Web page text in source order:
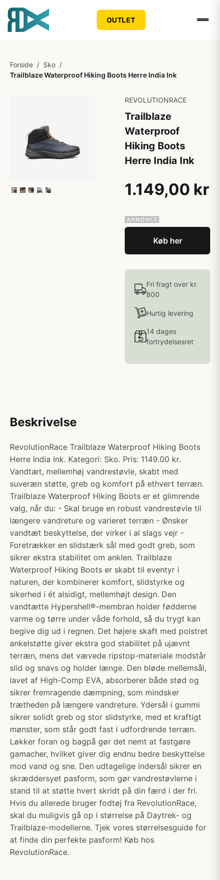
OUTLET
Forside / Sko /
Trailblaze Waterproof Hiking Boots Herre India Ink
REVOLUTIONRACE
Trailblaze
Waterproof
Hiking Boots
Herre India Ink
1.149,00 kr
Køb her
Fri fragt over kr.
800
Hurtig levering
14 dages
fortrydelsesret
Beskrivelse
RevolutionRace Trailblaze Waterproof Hiking Boots
Herre India Ink. Kategori: Sko. Pris: 1149.00 kr.
Vandtæt, mellemhøj vandrestøvle, skabt med
suveræn støtte, greb og komfort på ethvert terræn.
Trailblaze Waterproof Hiking Boots er et glimrende
valg, når du: - Skal bruge en robust vandrestøvle til
længere vandreture og varieret terræn - Ønsker
vandtæt beskyttelse, der virker i al slags vejr -
Foretrækker en slidstærk sål med godt greb, som
sikrer ekstra stabilitet om anklen. Trailblaze
Waterproof Hiking Boots er skabt til eventyr i
naturen, der kombinerer komfort, slidstyrke og
sikerhed i ét alsidigt, mellemhøjt design. Den
vandtætte Hypershell®-membran holder fødderne
varme og tørre under våde forhold, så du trygt kan
begive dig ud i regnen. Det højere skaft med polstret
ankelstøtte giver ekstra god stabilitet på ujævnt
terræn, mens det vævede ripstop-materiale modstår
slid og snavs og holder længe. Den bløde mellemsål,
lavet af High-Comp EVA, absorberer både stød og
sikrer fremragende dæmpning, som mindsker
trætheden på længere vandreture. Ydersål i gummi
sikrer solidt greb og stor slidstyrke, med et kraftigt
mønster, som står godt fast i udfordrende terræn.
Løkker foran og bagpå gør det nemt at fastgøre
gamacher, hvilket giver dig endnu bedre beskyttelse
mod vand og sne. Den udtagelige indersål sikrer en
skræddersyet pasform, som gør vandrestøvlerne i
stand til at støtte hvert skridt på din færd i der fri.
Hvis du allerede bruger fodtøj fra RevolutionRace,
skal du muligvis gå op i størrelse på Daytrek- og
Trailblaze-modellerne. Tjek vores størrelsesguide for
at finde din perfekte pasform! Køb hos
RevolutionRace.